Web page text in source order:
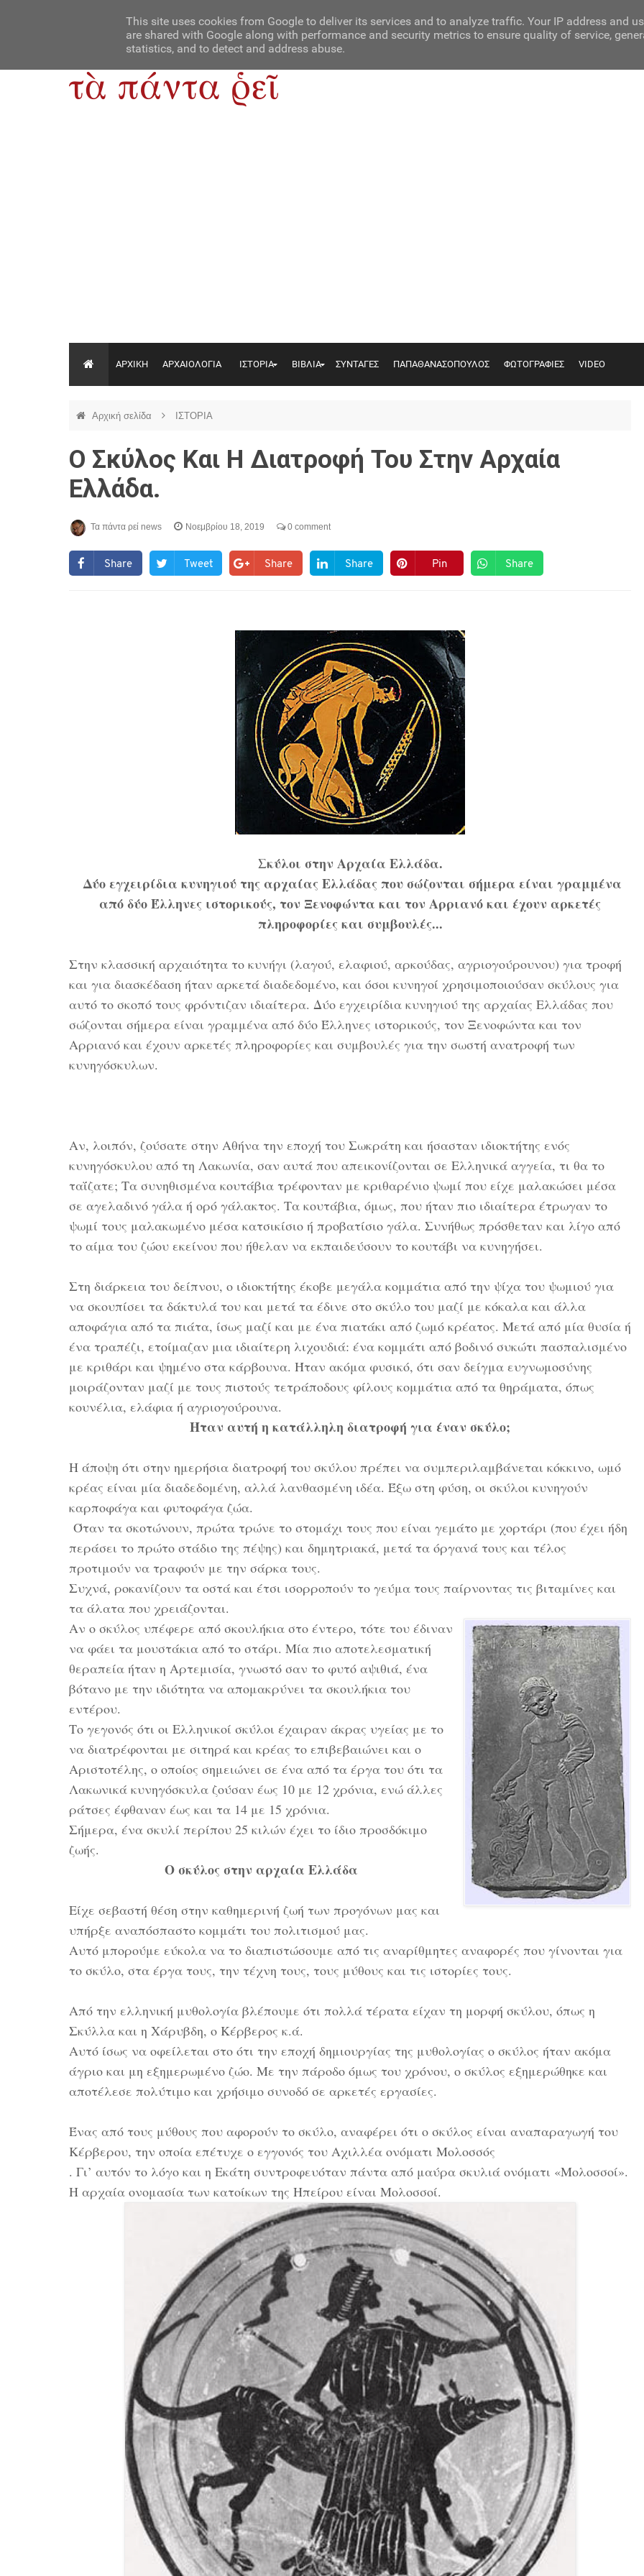
Contact Us About Us
ΑΡΧΙΚΗ ΑΡΧΑΙΟΛΟΓΙΑ ΙΣΤΟΡΙΑ ΒΙΒΛΙΑ ΣΥΝΤΑΓΕΣ ΠΑΠΑΘΑΝΑΣΟΠΟΥΛΟΣ ΦΩΤΟΓΡΑΦΙΕΣ VIDEO
Αρχική σελίδα ΙΣΤΟΡΙΑ
Ο Σκύλος Και Η Διατροφή Του Στην Αρχαία
Ελλάδα.
Τα πάντα ρεί news Νοεμβρίου 18, 2019 0 comment
Share Tweet Share Share Pin Share
Σκύλοι στην Αρχαία Ελλάδα.
Δύο εγχειρίδια κυνηγιού της αρχαίας Ελλάδας που σώζονται σήμερα είναι γραμμένα
από δύο Έλληνες ιστορικούς, τον Ξενοφώντα και τον Αρριανό και έχουν αρκετές
πληροφορίες και συμβουλές...
Στην κλασσική αρχαιότητα το κυνήγι (λαγού, ελαφιού, αρκούδας, αγριογούρουνου) για τροφή
και για διασκέδαση ήταν αρκετά διαδεδομένο, και όσοι κυνηγοί χρησιμοποιούσαν σκύλους για
αυτό το σκοπό τους φρόντιζαν ιδιαίτερα. Δύο εγχειρίδια κυνηγιού της αρχαίας Ελλάδας που
σώζονται σήμερα είναι γραμμένα από δύο Έλληνες ιστορικούς, τον Ξενοφώντα και τον
Αρριανό και έχουν αρκετές πληροφορίες και συμβουλές για την σωστή ανατροφή των
κυνηγόσκυλων.
Αν, λοιπόν, ζούσατε στην Αθήνα την εποχή του Σωκράτη και ήσασταν ιδιοκτήτης ενός
κυνηγόσκυλου από τη Λακωνία, σαν αυτά που απεικονίζονται σε Ελληνικά αγγεία, τι θα το
ταΐζατε; Τα συνηθισμένα κουτάβια τρέφονταν με κριθαρένιο ψωμί που είχε μαλακώσει μέσα
σε αγελαδινό γάλα ή ορό γάλακτος. Τα κουτάβια, όμως, που ήταν πιο ιδιαίτερα έτρωγαν το
ψωμί τους μαλακωμένο μέσα κατσικίσιο ή προβατίσιο γάλα. Συνήθως πρόσθεταν και λίγο από
το αίμα του ζώου εκείνου που ήθελαν να εκπαιδεύσουν το κουτάβι να κυνηγήσει.
Στη διάρκεια του δείπνου, ο ιδιοκτήτης έκοβε μεγάλα κομμάτια από την ψίχα του ψωμιού για
να σκουπίσει τα δάκτυλά του και μετά τα έδινε στο σκύλο του μαζί με κόκαλα και άλλα
αποφάγια από τα πιάτα, ίσως μαζί και με ένα πιατάκι από ζωμό κρέατος. Μετά από μία θυσία ή
ένα τραπέζι, ετοίμαζαν μια ιδιαίτερη λιχουδιά: ένα κομμάτι από βοδινό συκώτι πασπαλισμένο
με κριθάρι και ψημένο στα κάρβουνα. Ήταν ακόμα φυσικό, ότι σαν δείγμα ευγνωμοσύνης
μοιράζονταν μαζί με τους πιστούς τετράποδους φίλους κομμάτια από τα θηράματα, όπως
κουνέλια, ελάφια ή αγριογούρουνα.
Ήταν αυτή η κατάλληλη διατροφή για έναν σκύλο;
Η άποψη ότι στην ημερήσια διατροφή του σκύλου πρέπει να συμπεριλαμβάνεται κόκκινο, ωμό
κρέας είναι μία διαδεδομένη, αλλά λανθασμένη ιδέα. Έξω στη φύση, οι σκύλοι κυνηγούν
καρποφάγα και φυτοφάγα ζώα.
Όταν τα σκοτώνουν, πρώτα τρώνε το στομάχι τους που είναι γεμάτο με χορτάρι (που έχει ήδη
περάσει το πρώτο στάδιο της πέψης) και δημητριακά, μετά τα όργανά τους και τέλος
προτιμούν να τραφούν με την σάρκα τους.
Συχνά, ροκανίζουν τα οστά και έτσι ισορροπούν το γεύμα τους παίρνοντας τις βιταμίνες και
τα άλατα που χρειάζονται.
Αν ο σκύλος υπέφερε από σκουλήκια στο έντερο, τότε του έδιναν
να φάει τα μουστάκια από το στάρι. Μία πιο αποτελεσματική
θεραπεία ήταν η Αρτεμισία, γνωστό σαν το φυτό αψιθιά, ένα
βότανο με την ιδιότητα να απομακρύνει τα σκουλήκια του
εντέρου.
Το γεγονός ότι οι Ελληνικοί σκύλοι έχαιραν άκρας υγείας με το
να διατρέφονται με σιτηρά και κρέας το επιβεβαιώνει και ο
Αριστοτέλης, ο οποίος σημειώνει σε ένα από τα έργα του ότι τα
Λακωνικά κυνηγόσκυλα ζούσαν έως 10 με 12 χρόνια, ενώ άλλες
ράτσες έφθαναν έως και τα 14 με 15 χρόνια.
Σήμερα, ένα σκυλί περίπου 25 κιλών έχει το ίδιο προσδόκιμο
ζωής.
Ο σκύλος στην αρχαία Ελλάδα
Είχε σεβαστή θέση στην καθημερινή ζωή των προγόνων μας και
υπήρξε αναπόσπαστο κομμάτι του πολιτισμού μας.
Αυτό μπορούμε εύκολα να το διαπιστώσουμε από τις αναρίθμητες αναφορές που γίνονται για
το σκύλο, στα έργα τους, την τέχνη τους, τους μύθους και τις ιστορίες τους.
Από την ελληνική μυθολογία βλέπουμε ότι πολλά τέρατα είχαν τη μορφή σκύλου, όπως η
Σκύλλα και η Χάρυβδη, ο Κέρβερος κ.ά.
Αυτό ίσως να οφείλεται στο ότι την εποχή δημιουργίας της μυθολογίας ο σκύλος ήταν ακόμα
άγριο και μη εξημερωμένο ζώο. Με την πάροδο όμως του χρόνου, ο σκύλος εξημερώθηκε και
αποτέλεσε πολύτιμο και χρήσιμο συνοδό σε αρκετές εργασίες.
Ένας από τους μύθους που αφορούν το σκύλο, αναφέρει ότι ο σκύλος είναι αναπαραγωγή του
Κέρβερου, την οποία επέτυχε ο εγγονός του Αχιλλέα ονόματι Μολοσσός
. Γι’ αυτόν το λόγο και η Εκάτη συντροφευόταν πάντα από μαύρα σκυλιά ονόματι «Μολοσσοί».
Η αρχαία ονομασία των κατοίκων της Ηπείρου είναι Μολοσσοί.
This site uses cookies from Google to deliver its services and to analyze traffic. Your IP address and
are shared with Google along with performance and security metrics to ensure quality of service,
statistics, and to detect and address abuse.